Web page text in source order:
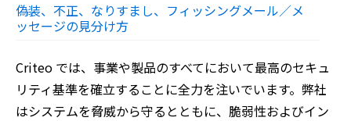
偽装、不正、なりすまし、フィッシングメール／メ
ッセージの見分け方
Criteo では、事業や製品のすべてにおいて最高のセキュ
リティ基準を確立することに全力を注いでいます。弊社
はシステムを脅威から守るとともに、脆弱性およびイン